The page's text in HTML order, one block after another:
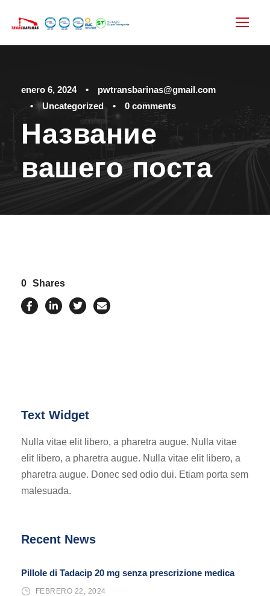
enero 6, 2024 •
pwtransbarinas@gmail.com
•
Uncategorized • 0 comments
Название
вашего поста
0 Shares
Text Widget
Nulla vitae elit libero, a pharetra augue. Nulla vitae
elit libero, a pharetra augue. Nulla vitae elit libero, a
pharetra augue. Donec sed odio dui. Etiam porta sem
malesuada.
Recent News
Pillole di Tadacip 20 mg senza prescrizione medica
FEBRERO 22, 2024